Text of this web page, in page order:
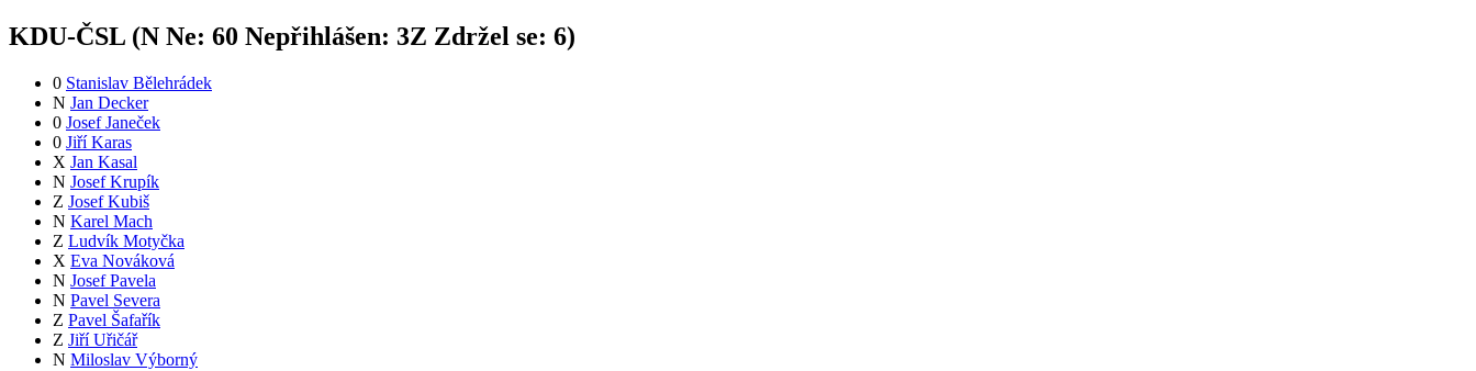
KDU-ČSL (N Ne: 60 Nepřihlášen: 3Z Zdržel se: 6)
0 Stanislav Bělehrádek
N Jan Decker
0 Josef Janeček
0 Jiří Karas
X Jan Kasal
N Josef Krupík
Z Josef Kubiš
N Karel Mach
Z Ludvík Motyčka
X Eva Nováková
N Josef Pavela
N Pavel Severa
Z Pavel Šafařík
Z Jiří Uřičář
N Miloslav Výborný